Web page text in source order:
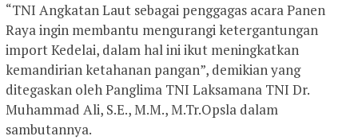
“TNI Angkatan Laut sebagai penggagas acara Panen
Raya ingin membantu mengurangi ketergantungan
import Kedelai, dalam hal ini ikut meningkatkan
kemandirian ketahanan pangan”, demikian yang
ditegaskan oleh Panglima TNI Laksamana TNI Dr.
Muhammad Ali, S.E., M.M., M.Tr.Opsla dalam
sambutannya.